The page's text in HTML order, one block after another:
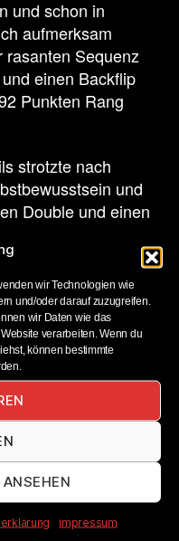
wir Technologien wie
und/oder darauf zuzugreifen.
wir Daten wie das
verarbeiten. Wenn du
können bestimmte
impressum
und schon in
aufmerksam
Sequenz
einen Backflip
Punkten Rang
strotzte nach
und
Double und einen
die Führung in der
Hitzig und
(SUI), der heute
für den
11. bis 17. März!
Inhalt zu